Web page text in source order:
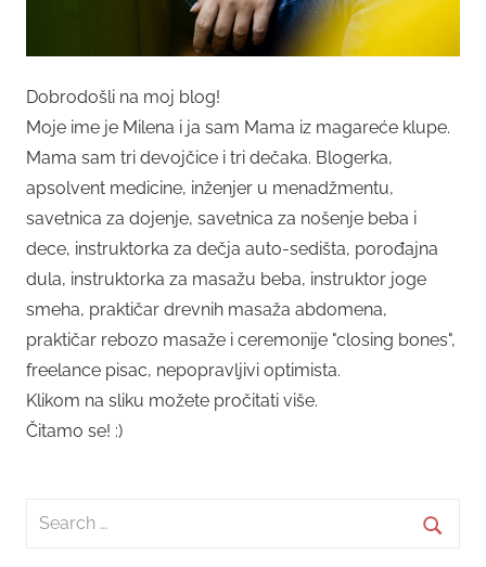
Dobrodošli na moj blog!
Moje ime je Milena i ja sam Mama iz magareće klupe.
Mama sam tri devojčice i tri dečaka. Blogerka,
apsolvent medicine, inženjer u menadžmentu,
savetnica za dojenje, savetnica za nošenje beba i
dece, instruktorka za dečja auto-sedišta, porođajna
dula, instruktorka za masažu beba, instruktor joge
smeha, praktičar drevnih masaža abdomena,
praktičar rebozo masaže i ceremonije "closing bones",
freelance pisac, nepopravljivi optimista.
Klikom na sliku možete pročitati više.
Čitamo se! :)
Search